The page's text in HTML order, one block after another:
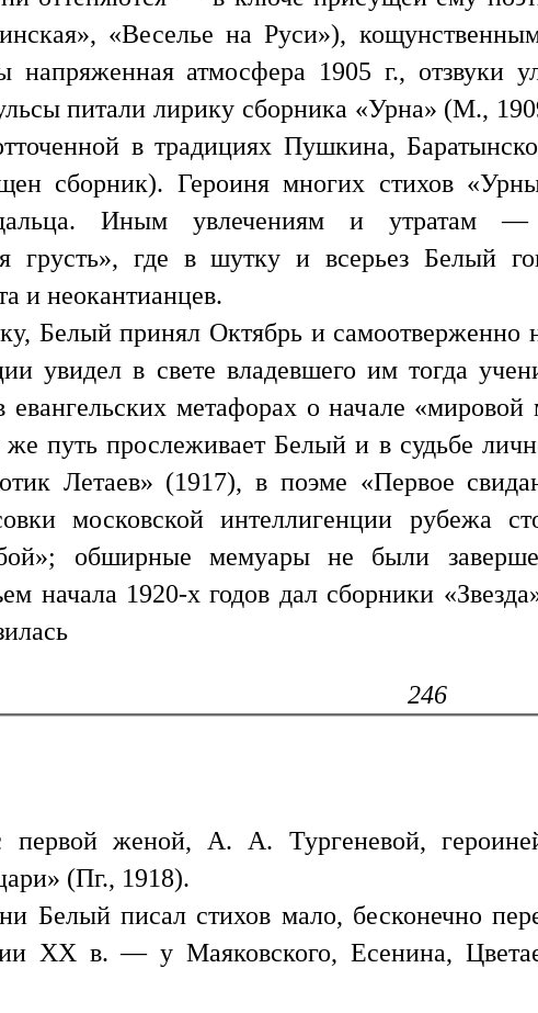
«Веселье на Руси»),
напряженная атмосфера 1905 г., отзвуки
питали лирику сборника «Урна» (М.,
в традициях Пушкина,
сборник). Героиня многих стихов
Иным увлечениям и утратам
грусть», где в шутку и всерьез Белый
и неокантианцев.
Белый принял Октябрь и самоотверженно
увидел в свете владевшего им тогда
евангельских метафорах о начале
же путь прослеживает Белый и в судьбе
Летаев» (1917), в поэме «Первое
московской интеллигенции рубежа
обширные мемуары не были
начала 1920-х годов дал сборники
246
первой женой, А. А. Тургеневой,
(Пг., 1918).
Белый писал стихов мало, бесконечно
XX в. — у Маяковского, Есенина,